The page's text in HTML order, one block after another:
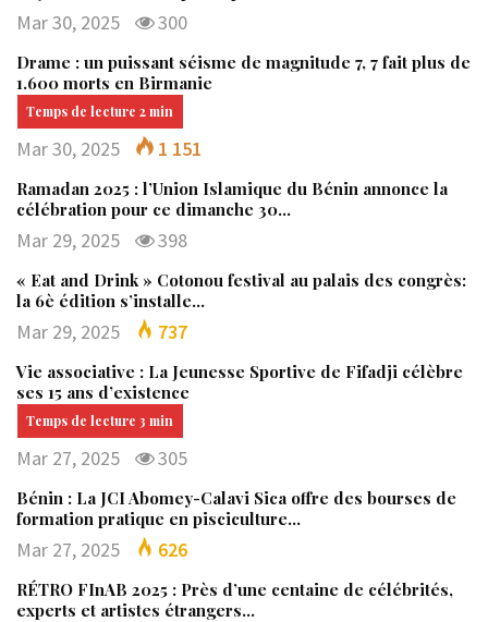
Mar 30, 2025 300
Drame : un puissant séisme de magnitude 7, 7 fait plus de
1.600 morts en Birmanie
Mar 30, 2025 1 151
Ramadan 2025 : l’Union Islamique du Bénin annonce la
célébration pour ce dimanche 30…
Mar 29, 2025 398
« Eat and Drink » Cotonou festival au palais des congrès:
la 6è édition s’installe…
Mar 29, 2025 737
Vie associative : La Jeunesse Sportive de Fifadji célèbre
ses 15 ans d’existence
Mar 27, 2025 305
Bénin : La JCI Abomey-Calavi Sica offre des bourses de
formation pratique en pisciculture…
Mar 27, 2025 626
RÉTRO FInAB 2025 : Près d’une centaine de célébrités,
experts et artistes étrangers…